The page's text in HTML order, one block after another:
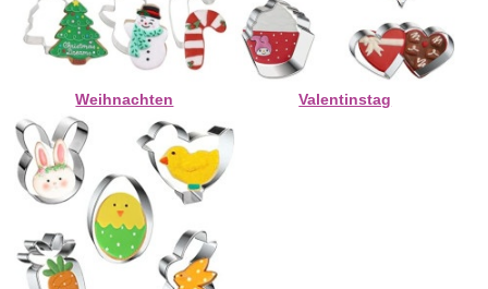
Weihnachten Valentinstag